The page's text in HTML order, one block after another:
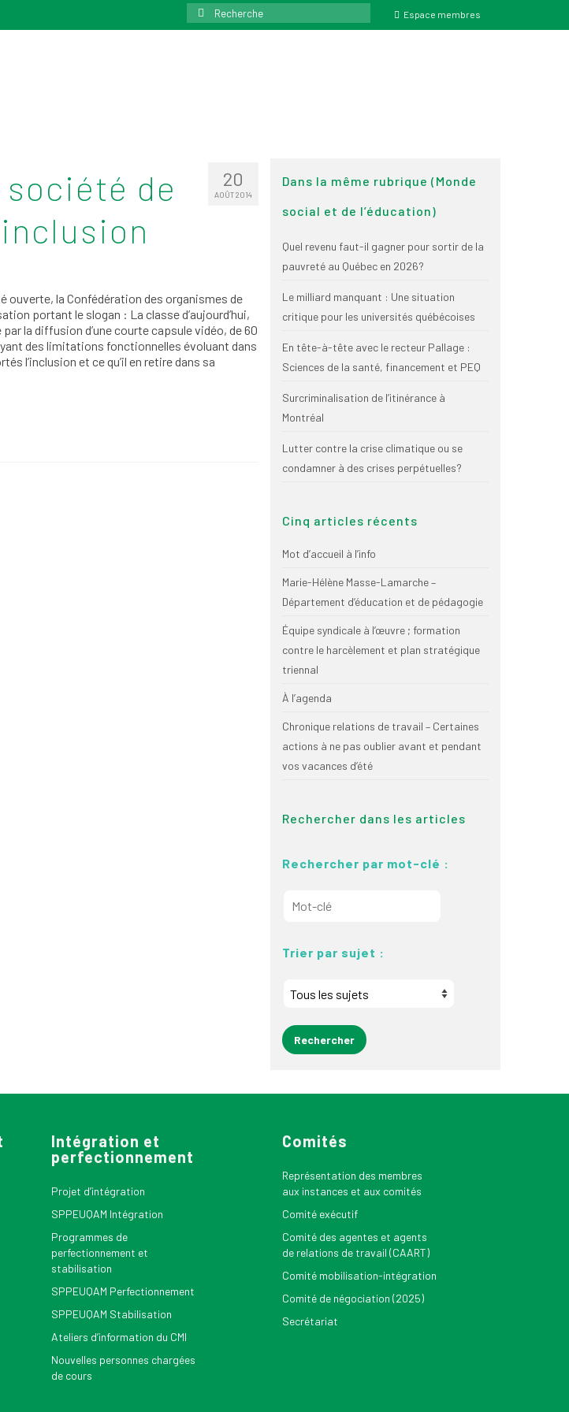
Rechercher
:
Espace membres
20
AOÛT 2014
société de
ouverte, la Confédération des organismes de
portant le slogan : La classe d’aujourd’hui,
la diffusion d’une courte capsule vidéo, de 60
des limitations fonctionnelles évoluant dans
l’inclusion et ce qu’il en retire dans sa
Dans la même rubrique (Monde
social et de l’éducation)
Quel revenu faut-il gagner pour sortir de la
pauvreté au Québec en 2026?
Le milliard manquant : Une situation
critique pour les universités québécoises
En tête-à-tête avec le recteur Pallage :
Sciences de la santé, financement et PEQ
Surcriminalisation de l’itinérance à
Montréal
Lutter contre la crise climatique ou se
condamner à des crises perpétuelles?
Cinq articles récents
Mot d’accueil à l’info
Marie-Hélène Masse-Lamarche –
Département d’éducation et de pédagogie
Équipe syndicale à l’œuvre ; formation
contre le harcèlement et plan stratégique
triennal
À l’agenda
Chronique relations de travail – Certaines
actions à ne pas oublier avant et pendant
vos vacances d’été
Rechercher dans les articles
Rechercher par mot-clé :
Trier par sujet :
Intégration et
perfectionnement
Projet d’intégration
SPPEUQAM Intégration
Programmes de
perfectionnement et
stabilisation
SPPEUQAM Perfectionnement
SPPEUQAM Stabilisation
Ateliers d’information du CMI
Nouvelles personnes chargées
de cours
Comités
Représentation des membres
aux instances et aux comités
Comité exécutif
Comité des agentes et agents
de relations de travail (CAART)
Comité mobilisation-intégration
Comité de négociation (2025)
Secrétariat